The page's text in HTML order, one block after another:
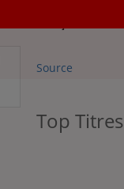
Source
Top Titres